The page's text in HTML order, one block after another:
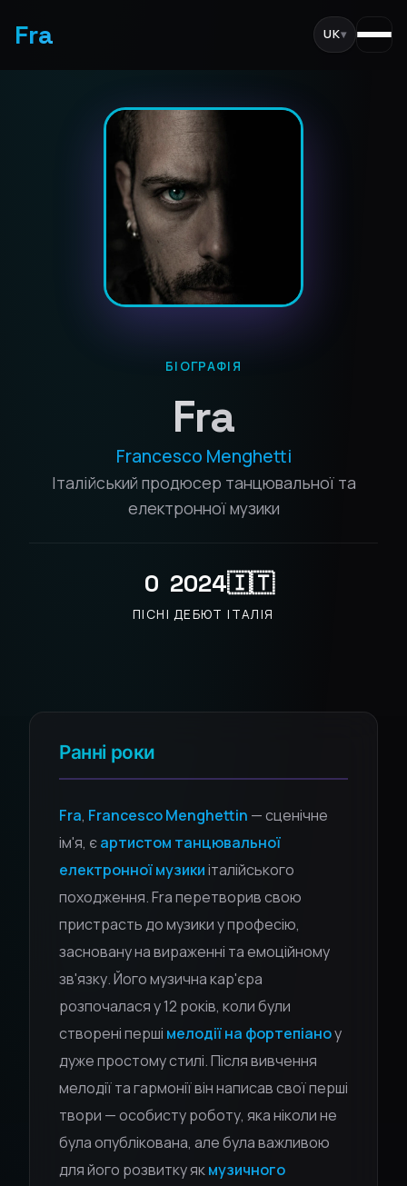
Fra UK▾
БІОГРАФІЯ
Fra
Francesco Menghetti
Італійський продюсер танцювальної та
електронної музики
0
ПІСНІ
2024
ДЕБЮТ
🇮🇹
ІТАЛІЯ
Ранні роки
Fra, Francesco Menghettin — сценічне
ім'я, єартистом танцювальної
електронної музикиіталійського
походження. Fra перетворив свою
пристрасть до музики у професію,
засновану на вираженні та емоційному
зв'язку. Його музична кар'єра
розпочалася у 12 років, коли були
створені перші мелодії на фортепіаноу
дуже простому стилі. Після вивчення
мелодії та гармонії він написав свої перші
твори — особисту роботу, яка ніколи не
була опублікована, але була важливою
для його розвитку якмузичного